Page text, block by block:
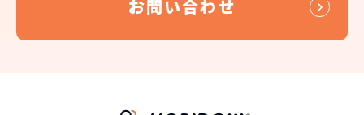
お問い合わせ